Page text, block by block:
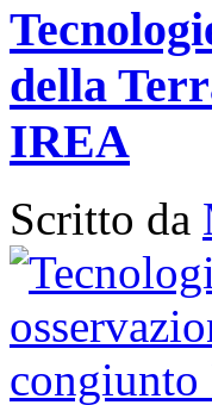
della
IREA
Scritto da